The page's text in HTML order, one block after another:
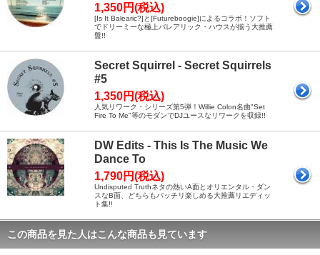
1,350円(税込)
[Is It Balearic?]と[Futureboogie]によるコラボ！ソフト
でドリーミーな極上バレアリック・ハウスが揃う大推薦
盤!!
Secret Squirrel - Secret Squirrels
#5
1,350円(税込)
人気リワーク・シリーズ第5弾！Willie Colon名曲"Set
Fire To Me"等のモダンでDJユースなリワークを収録!!
DW Edits - This Is The Music We
Dance To
1,790円(税込)
Undisputed Truthネタの熱いA面とオリエンタル・ダン
スなB面、どちらもバッチリ楽しめる大推薦リエディッ
ト集!!
この商品を見た人はこんな商品も見ています